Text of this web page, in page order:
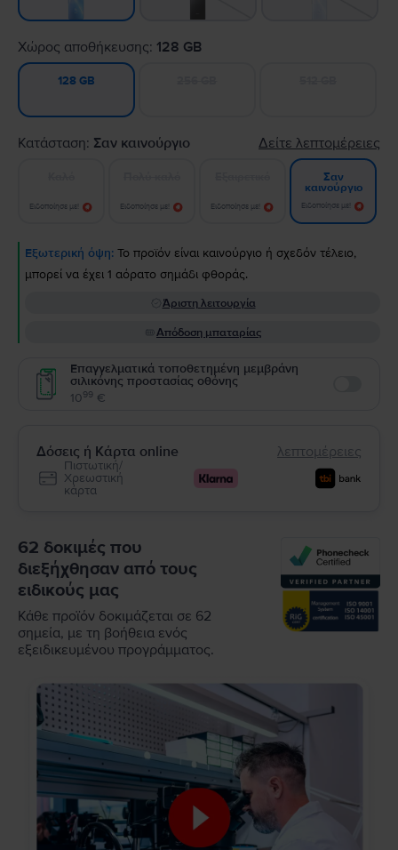
Χώρος αποθήκευσης: 128 GB
128 GB
Κατάσταση: Σαν καινούργιο Δείτε λεπτομέρειες
Ειδοποίησε με! Ειδοποίησε με! Ειδοποίησε με!
Σαν
καινούργιο
Ειδοποίησε με!
Εξωτερική όψη: Το προϊόν είναι καινούργιο ή σχεδόν τέλειο,
μπορεί να έχει 1 αόρατο σημάδι φθοράς.
Άριστη λειτουργία
Απόδοση μπαταρίας
Επαγγελματικά τοποθετημένη μεμβράνη
σιλικόνης προστασίας οθόνης
1099 €
Δόσεις ή Κάρτα online λεπτομέρειες
Πιστωτική/
Χρεωστική
κάρτα
62 δοκιμές που
διεξήχθησαν από τους
ειδικούς μας
Κάθε προϊόν δοκιμάζεται σε 62
σημεία, με τη βοήθεια ενός
εξειδικευμένου προγράμματος.